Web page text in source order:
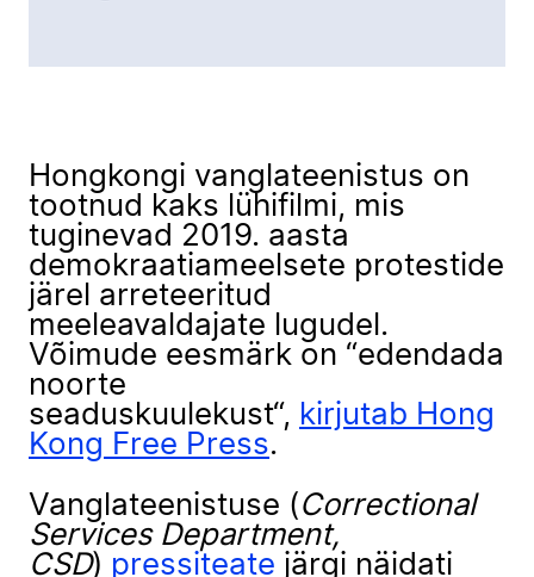
Hongkongi vanglateenistus on
tootnud kaks lühifilmi, mis
tuginevad 2019. aasta
demokraatiameelsete protestide
järel arreteeritud
meeleavaldajate lugudel.
Võimude eesmärk on “edendada
noorte
seaduskuulekust“, kirjutab Hong
Kong Free Press.
Vanglateenistuse ( Correctional
Services Department,
CSD) pressiteate järgi näidati